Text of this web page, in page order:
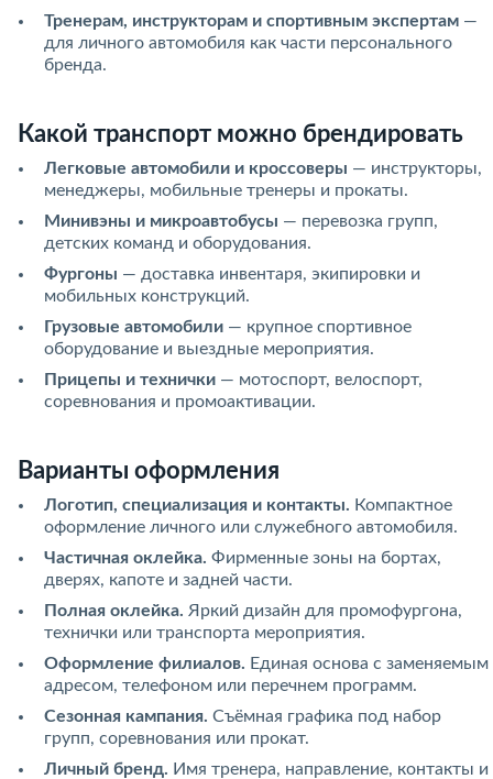
Тренерам, инструкторам и спортивным экспертам —
для личного автомобиля как части персонального
бренда.
Какой транспорт можно брендировать
Легковые автомобили и кроссоверы — инструкторы,
менеджеры, мобильные тренеры и прокаты.
Минивэны и микроавтобусы — перевозка групп,
детских команд и оборудования.
Фургоны — доставка инвентаря, экипировки и
мобильных конструкций.
Грузовые автомобили — крупное спортивное
оборудование и выездные мероприятия.
Прицепы и технички — мотоспорт, велоспорт,
соревнования и промоактивации.
Варианты оформления
Логотип, специализация и контакты. Компактное
оформление личного или служебного автомобиля.
Частичная оклейка. Фирменные зоны на бортах,
дверях, капоте и задней части.
Полная оклейка. Яркий дизайн для промофургона,
технички или транспорта мероприятия.
Оформление филиалов. Единая основа с заменяемым
адресом, телефоном или перечнем программ.
Сезонная кампания. Съёмная графика под набор
групп, соревнования или прокат.
Личный бренд. Имя тренера, направление, контакты и